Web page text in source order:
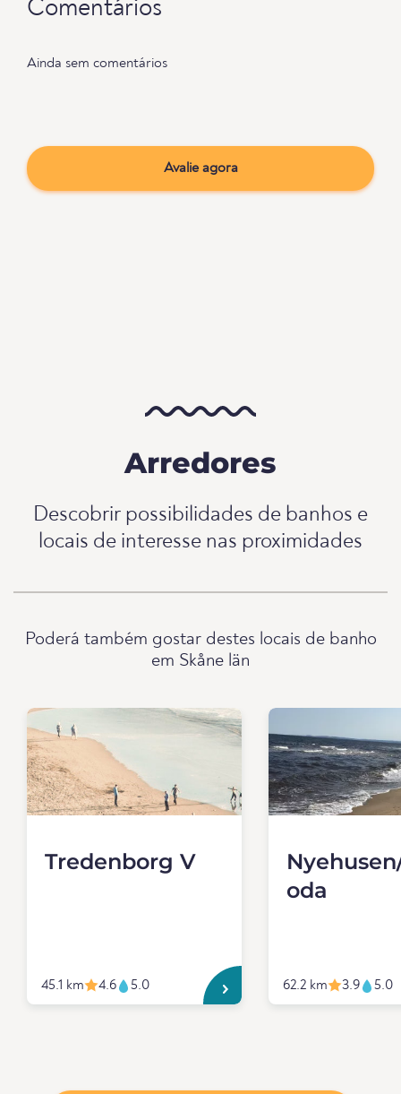
Comentários
Ainda sem comentários
Avalie agora
Arredores
Descobrir possibilidades de banhos e
locais de interesse nas proximidades
Poderá também gostar destes locais de banho
em Skåne län
Tredenborg V
45.1 km 4.6 5.0
oda
62.2 km 3.9 5.0